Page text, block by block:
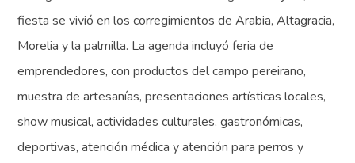
fiesta se vivió en los corregimientos de Arabia, Altagracia,
Morelia y la palmilla. La agenda incluyó feria de
emprendedores, con productos del campo pereirano,
muestra de artesanías, presentaciones artísticas locales,
show musical, actividades culturales, gastronómicas,
deportivas, atención médica y atención para perros y